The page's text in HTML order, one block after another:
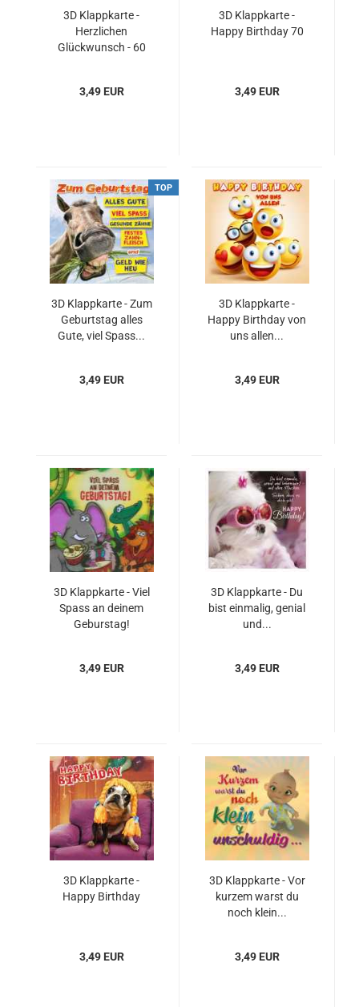
3D Klappkarte -
Herzlichen
Glückwunsch - 60
3,49 EUR
3D Klappkarte -
Happy Birthday 70
3,49 EUR
TOP
3D Klappkarte - Zum
Geburtstag alles
Gute, viel Spass...
3,49 EUR
3D Klappkarte -
Happy Birthday von
uns allen...
3,49 EUR
3D Klappkarte - Viel
Spass an deinem
Geburstag!
3,49 EUR
3D Klappkarte - Du
bist einmalig, genial
und...
3,49 EUR
3D Klappkarte -
Happy Birthday
3,49 EUR
3D Klappkarte - Vor
kurzem warst du
noch klein...
3,49 EUR